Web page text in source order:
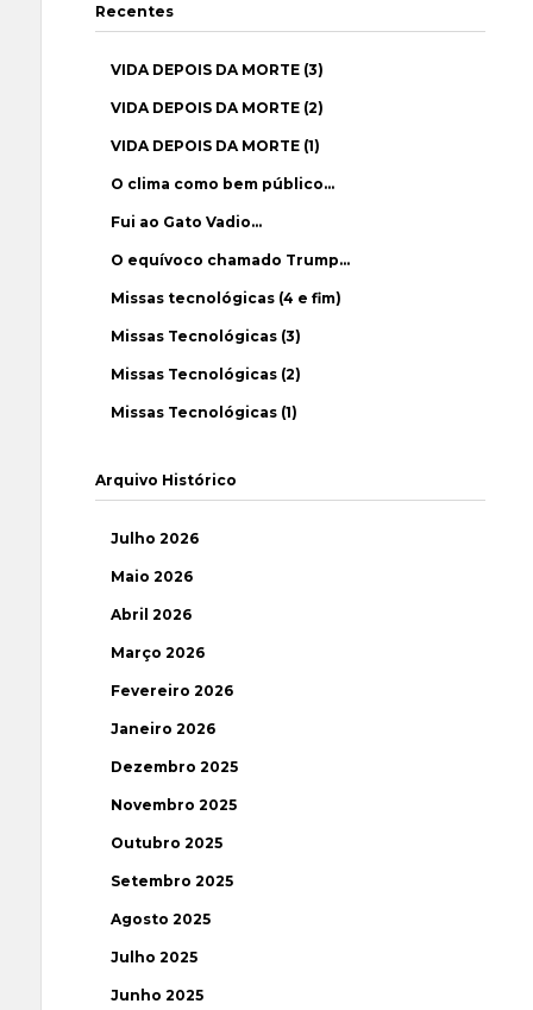
Recentes
VIDA DEPOIS DA MORTE (3)
VIDA DEPOIS DA MORTE (2)
VIDA DEPOIS DA MORTE (1)
O clima como bem público…
Fui ao Gato Vadio…
O equívoco chamado Trump…
Missas tecnológicas (4 e fim)
Missas Tecnológicas (3)
Missas Tecnológicas (2)
Missas Tecnológicas (1)
Arquivo Histórico
Julho 2026
Maio 2026
Abril 2026
Março 2026
Fevereiro 2026
Janeiro 2026
Dezembro 2025
Novembro 2025
Outubro 2025
Setembro 2025
Agosto 2025
Julho 2025
Junho 2025